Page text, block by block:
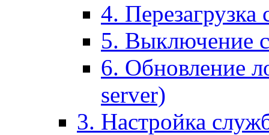
4. Перезагрузка
5. Выключение
6. Обновление
server)
3. Настройка